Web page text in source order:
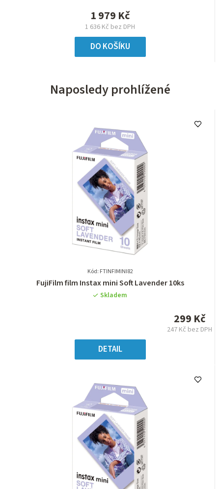
1 636 Kč bez DPH
1 979 Kč
DO KOŠÍKU
Naposledy prohlížené
Kód: FTINFIMINI82
Průměrné
hodnocení
5
hvězdiček.
FujiFilm film Instax mini Soft Lavender 10ks
Skladem
299 Kč
247 Kč bez DPH
DETAIL